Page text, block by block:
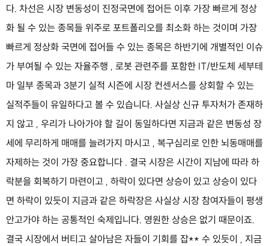
다. 차선은 시장 변동성이 진정국면에 접어든 이후 가장 빠르게 정상
화 될 수 있는 종목들 위주로 포트폴리오를 최소화 하는 것이며 가장
빠르게 정상화 국면에 접어들 수 있는 종목은 하반기에 개별적인 이슈
가 부여될 수 있는 자율주행 , 로봇 관련주를 포함한 IT/반도체 세부테
마 일부 종목과 3분기 실적 시즌에 시장 컨센서스를 상회할 수 있는
실적주들이 유일하다고 볼 수 있습니다. 사실상 신규 투자처가 존재하
지 않고 , 우리가 나아가야 할 길이 동일하다면 지금과 같은 변동성 장
세에 무리하게 매매를 늘려가지 마시고 , 복구심리로 인한 뇌동매매를
자제하는 것이 가장 중요합니다 . 결국 시장은 시간이 지남에 따라 하
락분을 회복하기 마련이고 , 하락이 있다면 상승이 있고 상승이 있다
면 하락이 있듯이 지금과 같은 하락장은 사실상 시장 참여자들이 평생
안고가야 하는 공통적인 숙제입니다. 영원한 상승은 없기 때문이죠.
결국 시장에서 버티고 살아남은 자들이 기회를 잡** 수 있듯이 , 지금